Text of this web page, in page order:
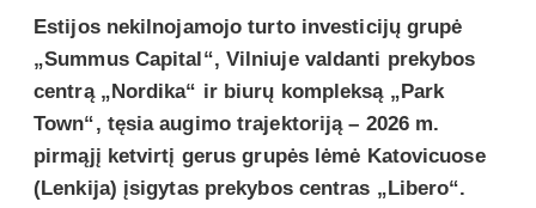
Estijos nekilnojamojo turto investicijų grupė
„Summus Capital“, Vilniuje valdanti prekybos
centrą „Nordika“ ir biurų kompleksą „Park
Town“, tęsia augimo trajektoriją – 2026 m.
pirmąjį ketvirtį gerus grupės lėmė Katovicuose
(Lenkija) įsigytas prekybos centras „Libero“.